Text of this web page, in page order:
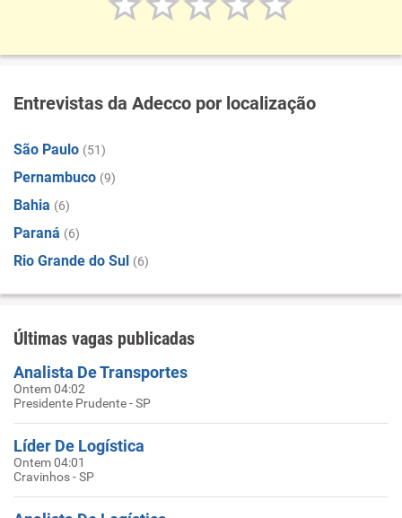
Entrevistas da Adecco por localização
São Paulo (51)
Pernambuco (9)
Bahia (6)
Paraná (6)
Rio Grande do Sul (6)
Últimas vagas publicadas
Analista De Transportes
Ontem 04:02
Presidente Prudente - SP
Líder De Logística
Ontem 04:01
Cravinhos - SP